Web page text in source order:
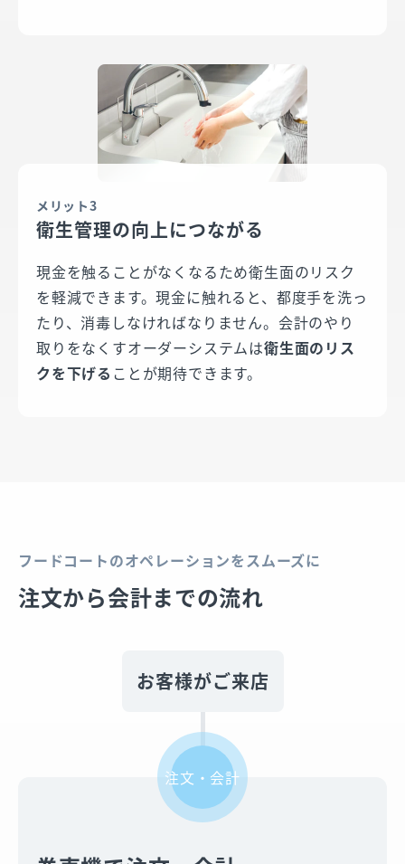
メリット3
衛生管理の向上につながる
現金を触ることがなくなるため衛生面のリスク
を軽減できます。現金に触れると、都度手を洗っ
たり、消毒しなければなりません。会計のやり
取りをなくすオーダーシステムは衛生面のリス
クを下げる ことが期待できます。
フードコートのオペレーションをスムーズに
注文から会計までの流れ
お客様がご来店
注文・会計